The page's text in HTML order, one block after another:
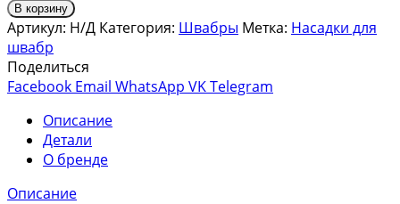
В корзину
Артикул: Н/Д Категория: Швабры Метка: Насадки для
швабр
Поделиться
Facebook Email WhatsApp VKTelegram
Описание
Детали
О бренде
Описание